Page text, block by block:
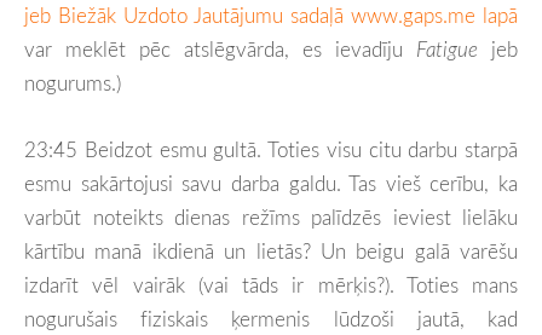
jeb Biežāk Uzdoto Jautājumu sadaļā www.gaps.me lapā
var meklēt pēc atslēgvārda, es ievadīju Fatigue jeb
nogurums.)
23:45 Beidzot esmu gultā. Toties visu citu darbu starpā
esmu sakārtojusi savu darba galdu. Tas vieš cerību, ka
varbūt noteikts dienas režīms palīdzēs ieviest lielāku
kārtību manā ikdienā un lietās? Un beigu galā varēšu
izdarīt vēl vairāk (vai tāds ir mērķis?). Toties mans
nogurušais fiziskais ķermenis lūdzoši jautā, kad